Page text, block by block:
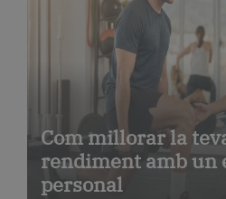
Com millorar la
rendiment amb un
personal